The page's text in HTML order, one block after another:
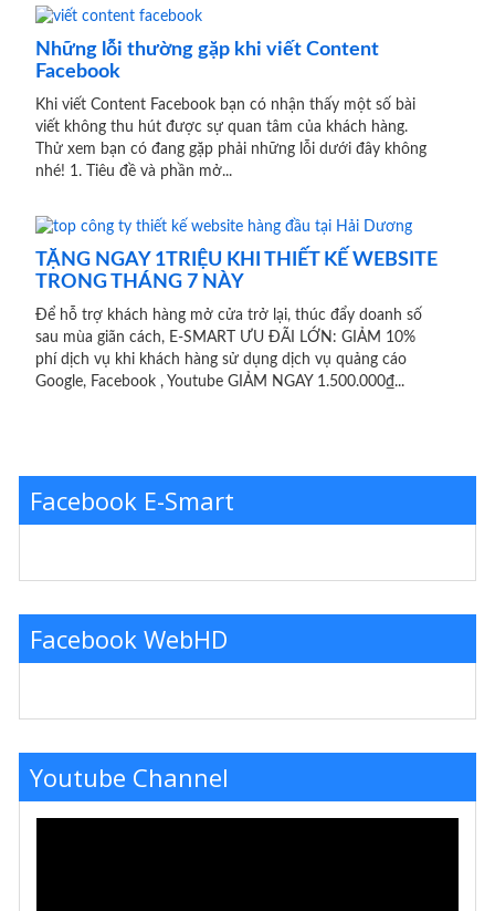
Những lỗi thường gặp khi viết Content
Facebook
Khi viết Content Facebook bạn có nhận thấy một số bài
viết không thu hút được sự quan tâm của khách hàng.
Thử xem bạn có đang gặp phải những lỗi dưới đây không
nhé! 1. Tiêu đề và phần mở...
TẶNG NGAY 1TRIỆU KHI THIẾT KẾ WEBSITE
TRONG THÁNG 7 NÀY
Để hỗ trợ khách hàng mở cửa trở lại, thúc đẩy doanh số
sau mùa giãn cách, E-SMART ƯU ĐÃI LỚN: GIẢM 10%
phí dịch vụ khi khách hàng sử dụng dịch vụ quảng cáo
Google, Facebook , Youtube GIẢM NGAY 1.500.000₫...
Facebook E-Smart
Facebook WebHD
Youtube Channel